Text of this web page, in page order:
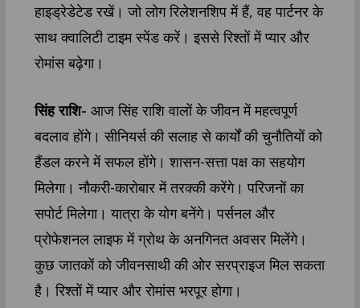
हाइड्रेडेटेड रखें। जो लोग रिलेशनशिप में हैं, वह पार्टनर के
साथ क्वालिटी टाइम स्पेंड करें। इससे रिश्तों में प्यार और
रोमांस बढ़ेगा।
सिंह राशि- आज सिंह राशि वालों के जीवन में महत्वपूर्ण
बदलाव होंगे। सीनियर्स की सलाह से कार्यों की चुनौतियों को
हैंडल करने में सफल होंगे। शासन-सत्ता पक्ष का सहयोग
मिलेगा। नौकरी-कारोबार में तरक्की करेंगे। परिजनों का
सपोर्ट मिलेगा। यात्रा के योग बनेंगे। पर्सनल और
प्रोफेशनल लाइफ में ग्रोथ के अनगिनत अवसर मिलेंगे।
कुछ जातकों को जीवनसाथी की ओर सरप्राइज मिल सकता
है। रिश्तों में प्यार और रोमांस भरपूर होगा।